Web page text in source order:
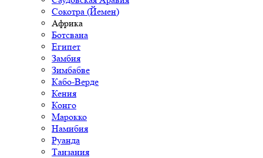
Сокотра (Йемен)
Африка
Ботсвана
Египет
Замбия
Зимбабве
Кабо-Верде
Кения
Конго
Марокко
Намибия
Руанда
Танзания